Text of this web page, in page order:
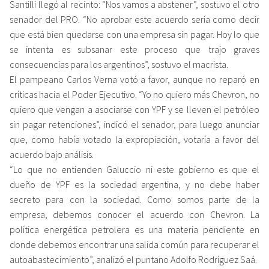
Santilli llegó al recinto: “Nos vamos a abstener”, sostuvo el otro
senador del PRO. “No aprobar este acuerdo sería como decir
que está bien quedarse con una empresa sin pagar. Hoy lo que
se intenta es subsanar este proceso que trajo graves
consecuencias para los argentinos”, sostuvo el macrista.
El pampeano Carlos Verna votó a favor, aunque no reparó en
críticas hacia el Poder Ejecutivo. “Yo no quiero más Chevron, no
quiero que vengan a asociarse con YPF y se lleven el petróleo
sin pagar retenciones”, indicó el senador, para luego anunciar
que, como había votado la expropiación, votaría a favor del
acuerdo bajo análisis.
“Lo que no entienden Galuccio ni este gobierno es que el
dueño de YPF es la sociedad argentina, y no debe haber
secreto para con la sociedad. Como somos parte de la
empresa, debemos conocer el acuerdo con Chevron. La
política energética petrolera es una materia pendiente en
donde debemos encontrar una salida común para recuperar el
autoabastecimiento”, analizó el puntano Adolfo Rodríguez Saá.